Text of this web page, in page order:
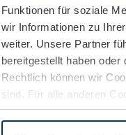
Funktionen für soziale
wir Informationen zu
weiter. Unsere Partner
bereitgestellt haben
Rechtlich können wir
sind. Für alle anderen
Erläuterung auf der Seite